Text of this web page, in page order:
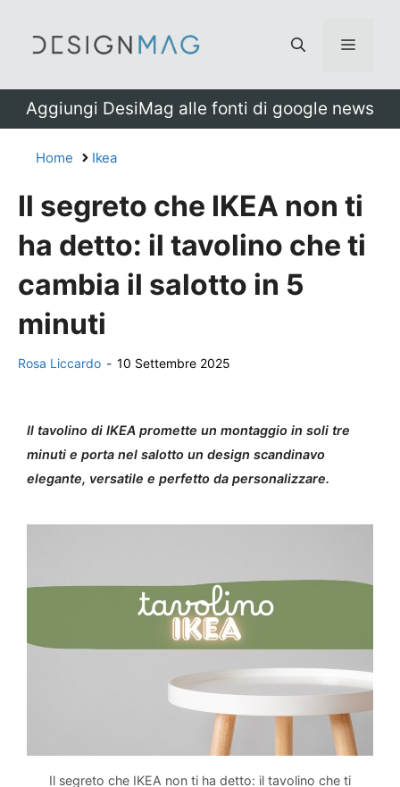
Menu
Aggiungi DesiMag alle fonti di google news
Home Ikea
Il segreto che IKEA non ti
ha detto: il tavolino che ti
cambia il salotto in 5
minuti
Rosa Liccardo - 10 Settembre 2025
Il tavolino di IKEA promette un montaggio in soli tre
minuti e porta nel salotto un design scandinavo
elegante, versatile e perfetto da personalizzare.
Il segreto che IKEA non ti ha detto: il tavolino che ti